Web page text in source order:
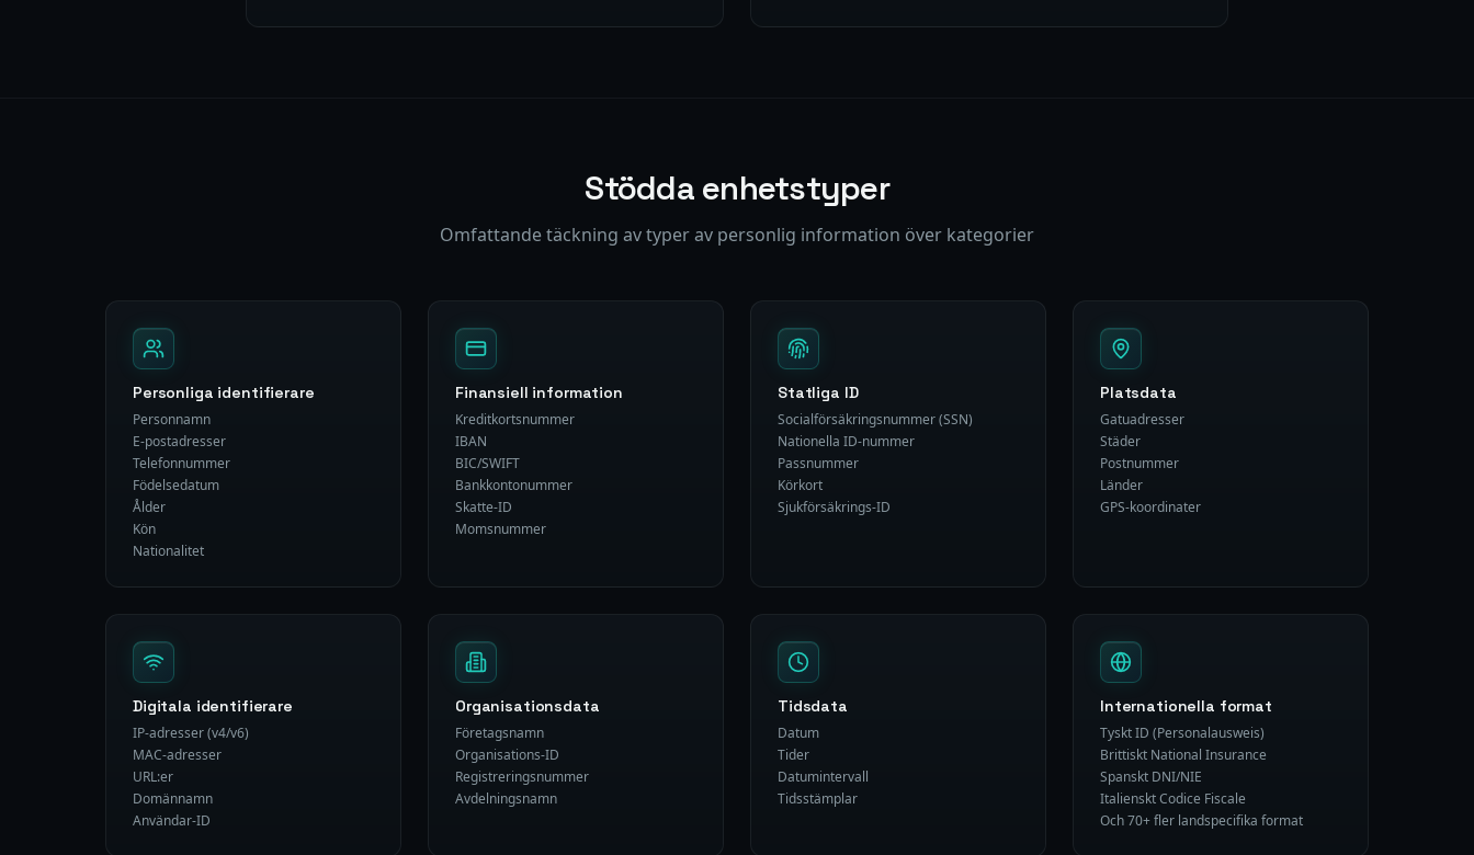
Stödda enhetstyper
Omfattande täckning av typer av personlig information över kategorier
Personliga identifierare
Personnamn
E-postadresser
Telefonnummer
Födelsedatum
Ålder
Kön
Nationalitet
Finansiell information
Kreditkortsnummer
IBAN
BIC/SWIFT
Bankkontonummer
Skatte-ID
Momsnummer
Statliga ID
Socialförsäkringsnummer (SSN)
Nationella ID-nummer
Passnummer
Körkort
Sjukförsäkrings-ID
Platsdata
Gatuadresser
Städer
Postnummer
Länder
GPS-koordinater
Digitala identifierare
IP-adresser (v4/v6)
MAC-adresser
URL:er
Domännamn
Användar-ID
Organisationsdata
Företagsnamn
Organisations-ID
Registreringsnummer
Avdelningsnamn
Tidsdata
Datum
Tider
Datumintervall
Tidsstämplar
Internationella format
Tyskt ID (Personalausweis)
Brittiskt National Insurance
Spanskt DNI/NIE
Italienskt Codice Fiscale
Och 70+ fler landspecifika format